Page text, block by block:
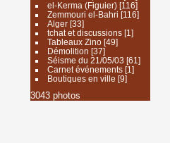
el-Kerma (Figuier)[116]
Zemmouri el-Bahri [116]
Alger[33]
tchat et discussions[1]
Tableaux Zino[49]
Démolition [37]
Séisme du 21/05/03 [61]
Carnet événements[1]
Boutiques en ville [9]
3043 photos